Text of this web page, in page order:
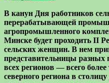
В канун Дня работников
перерабатывающей
агропромышленного
Минске будет проходить II
сельских женщин. В нем
представительницы
всех регионов — всего
северного региона в